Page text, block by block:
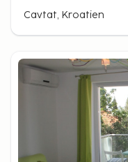
Cavtat, Kroatien